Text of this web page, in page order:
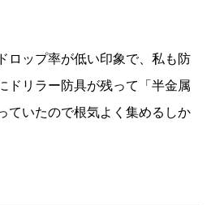
ロップ率が低い印象で、私も防
ドリラー防具が残って「半金属
ていたので根気よく集めるしか